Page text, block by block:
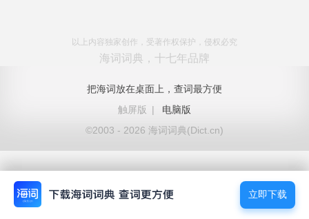
以上内容独家创作，受著作权保护，侵权必究
海词词典，十七年品牌
把海词放在桌面上，查词最方便
触屏版
|
电脑版
©2003 - 2026 海词词典(Dict.cn)
立即下载
立即下载